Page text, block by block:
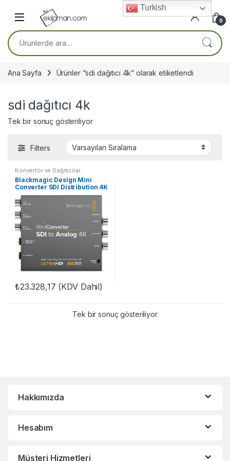
0
Ara:
Ana Sayfa Ürünler “sdi dağıtıcı 4k” olarak etiketlendi
sdi dağıtıcı 4k
Tek bir sonuç gösteriliyor
Filters
Konvertör ve Dağıtıcılar
Blackmagic Design Mini
Converter SDI Distribution 4K
₺23.328,17 (KDV Dahil)
Tek bir sonuç gösteriliyor
Hakkımızda
Hesabım
Müşteri Hizmetleri
Turkish